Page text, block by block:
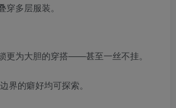
穿多层服装。
更为大胆的穿搭——甚至一丝不挂。
界的癖好均可探索。